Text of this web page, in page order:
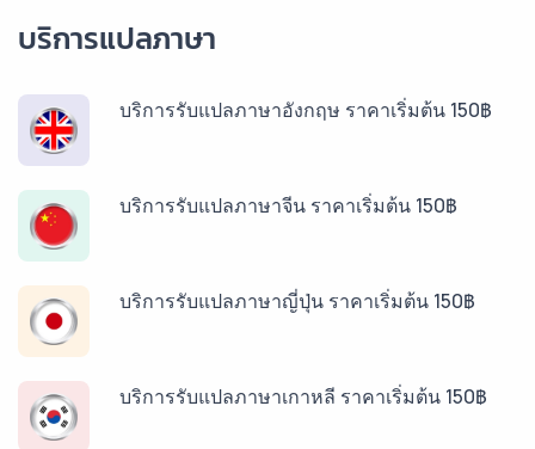
บริการแปลภาษา
บริการรับแปลภาษาอังกฤษ ราคาเริ่มต้น 150฿
บริการรับแปลภาษาจีน ราคาเริ่มต้น 150฿
บริการรับแปลภาษาญี่ปุ่น ราคาเริ่มต้น 150฿
บริการรับแปลภาษาเกาหลี ราคาเริ่มต้น 150฿